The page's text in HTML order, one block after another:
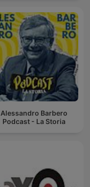
Alessandro Barbero
Podcast - La Storia